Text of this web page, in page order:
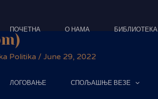
ПОЧЕТНА О НАМА БИБЛИОТЕКА
ЛОГОВАЊЕ СПОЉАШЊЕ ВЕЗЕ
Politika / June 29, 2022